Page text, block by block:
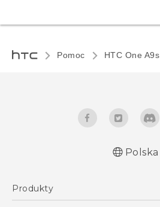
Pomoc HTC One A9s‎
Polska
Produkty